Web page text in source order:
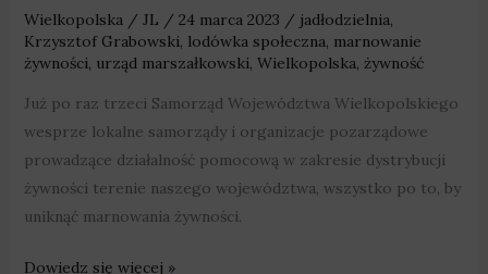
Wielkopolska / JL / 24 marca 2023 / jadłodzielnia
Krzysztof Grabowski lodówka społeczna marnowanie
żywności urząd marszałkowski Wielkopolska żywność
Już po raz trzeci Samorząd Województwa Wielkopolskiego
wesprze lokalne samorządy i organizacje pozarządowe
prowadzące działalność pomocową w zakresie dystrybucji
żywności terenie naszego województwa, wszystko po to, by
uniknąć marnowania żywności.
Dowiedz się więcej »